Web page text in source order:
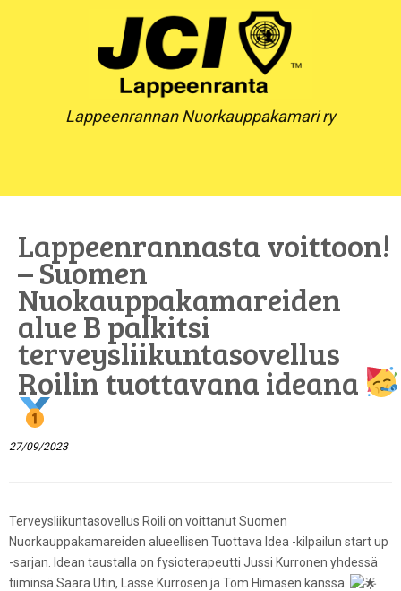
Lappeenrannan Nuorkauppakamari ry
Lappeenrannasta voittoon!
– Suomen
Nuokauppakamareiden
alue B palkitsi
terveysliikuntasovellus
Roilin tuottavana ideana
27/09/2023
Terveysliikuntasovellus Roili on voittanut Suomen
Nuorkauppakamareiden alueellisen Tuottava Idea -kilpailun start up
-sarjan. Idean taustalla on fysioterapeutti Jussi Kurronen yhdessä
tiiminsä Saara Utin, Lasse Kurrosen ja Tom Himasen kanssa.